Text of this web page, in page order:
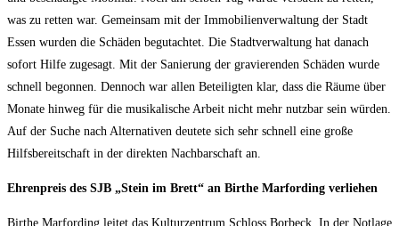
was zu retten war. Gemeinsam mit der Immobilienverwaltung der Stadt
Essen wurden die Schäden begutachtet. Die Stadtverwaltung hat danach
sofort Hilfe zugesagt. Mit der Sanierung der gravierenden Schäden wurde
schnell begonnen. Dennoch war allen Beteiligten klar, dass die Räume über
Monate hinweg für die musikalische Arbeit nicht mehr nutzbar sein würden.
Auf der Suche nach Alternativen deutete sich sehr schnell eine große
Hilfsbereitschaft in der direkten Nachbarschaft an.
Ehrenpreis des SJB „Stein im Brett“ an Birthe Marfording verliehen
Birthe Marfording leitet das Kulturzentrum Schloss Borbeck. In der Notlage